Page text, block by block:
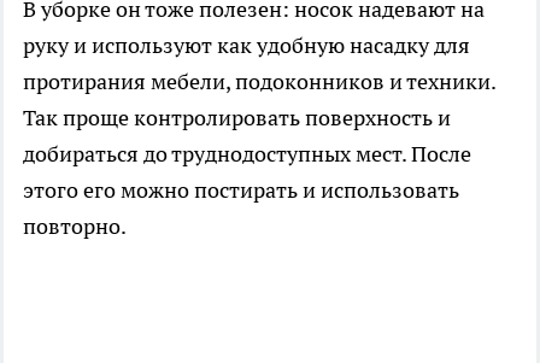
В уборке он тоже полезен: носок надевают на
руку и используют как удобную насадку для
протирания мебели, подоконников и техники.
Так проще контролировать поверхность и
добираться до труднодоступных мест. После
этого его можно постирать и использовать
повторно.